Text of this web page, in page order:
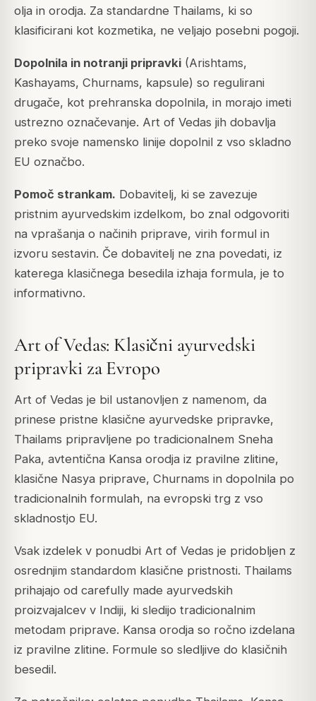
olja in orodja. Za standardne Thailams, ki so
klasificirani kot kozmetika, ne veljajo posebni pogoji.
Dopolnila in notranji pripravki (Arishtams,
Kashayams, Churnams, kapsule) so regulirani
drugače, kot prehranska dopolnila, in morajo imeti
ustrezno označevanje. Art of Vedas jih dobavlja
preko svoje namensko linije dopolnil z vso skladno
EU označbo.
Pomoč strankam. Dobavitelj, ki se zavezuje
pristnim ayurvedskim izdelkom, bo znal odgovoriti
na vprašanja o načinih priprave, virih formul in
izvoru sestavin. Če dobavitelj ne zna povedati, iz
katerega klasičnega besedila izhaja formula, je to
informativno.
Art of Vedas: Klasični ayurvedski
pripravki za Evropo
Art of Vedas je bil ustanovljen z namenom, da
prinese pristne klasične ayurvedske pripravke,
Thailams pripravljene po tradicionalnem Sneha
Paka, avtentična Kansa orodja iz pravilne zlitine,
klasične Nasya priprave, Churnams in dopolnila po
tradicionalnih formulah, na evropski trg z vso
skladnostjo EU.
Vsak izdelek v ponudbi Art of Vedas je pridobljen z
osrednjim standardom klasične pristnosti. Thailams
prihajajo od carefully made ayurvedskih
proizvajalcev v Indiji, ki sledijo tradicionalnim
metodam priprave. Kansa orodja so ročno izdelana
iz pravilne zlitine. Formule so sledljive do klasičnih
besedil.